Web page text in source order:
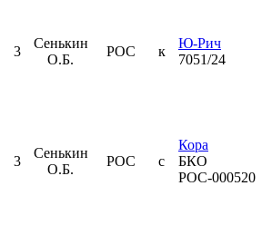
3
Сенькин
О.Б.
РОС к
Ю-Рич
7051/24
3
Сенькин
О.Б.
РОС с
Кора
БКО
РОС-000520